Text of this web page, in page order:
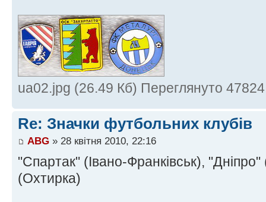
ua02.jpg (26.49 Кб) Переглянуто 47824
Re: Значки футбольних клубів
ABG » 28 квітня 2010, 22:16
"Спартак" (Івано-Франківськ),
(Охтирка)